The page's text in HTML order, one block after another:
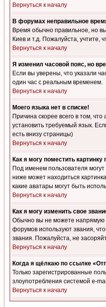
Вернуться к началу
В форумах неправильное
Время обычно правильное, но
Киев и т.д. Пожалуйста, учтите,
Вернуться к началу
Я изменил часовой пояс, но
Если вы уверены, что указали
один час с реальным временем.
Вернуться к началу
Моего языка нет в списке!
Причина скорее всего в том,
установить требуемый язык.
есть внизу страницы)
Вернуться к началу
Как я могу поместить
Под именем пользователя
ниже может находиться
какие аватары могут быть
Вернуться к началу
Как я могу изменить свое
Обычно вы не можете напрямую
форумов используют звания,
звания. Пожалуйста, не
Вернуться к началу
Когда я щёлкаю по ссылке
Только зарегистрированные
злоупотребления системой e-
Вернуться к началу